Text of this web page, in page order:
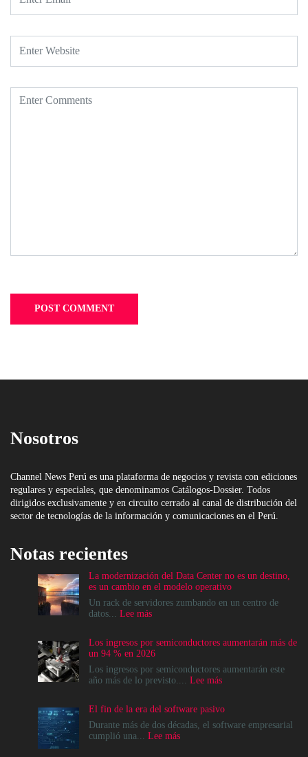
Nosotros
Channel News Perú es una plataforma de negocios y revista con ediciones
regulares y especiales, que denominamos Catálogos-Dossier. Todos
dirigidos exclusivamente y en circuito cerrado al canal de distribución del
sector de tecnologías de la información y comunicaciones en el Perú.
Notas recientes
La modernización del Data Center no es un destino,
es un cambio en el modelo operativo
Un rack de servidores zumbando en un centro de
datos... Lee más:
del
Data
Center
no
destino,
es
un
Los ingresos por semiconductores aumentarán más de
un 94 % en 2026
Los ingresos por semiconductores aumentarán este
año más de lo previsto.... Lee más:
por
semiconductores
El fin de la era del software pasivo
Durante más de dos décadas, el software empresarial
cumplió una... Lee más: